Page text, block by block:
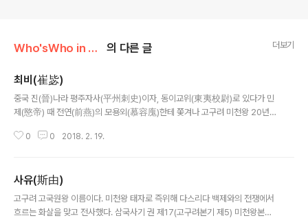
Who'sWho in Ancient Korea 의 다른 글 더보기
최비(崔毖)
중국 진(晉)나라 평주자사(平州刺史)이자, 동이교위(東夷校尉)로 있다가 민
제(愍帝) 때 전연(前燕)의 모용외(慕容廆)한테 쫓겨나 고구려 미천왕 20년(3
년(319) 겨울 12월에 진(晉)나라 평주자사 최비(崔毖)가 도망쳐 왔다. [망명하
공격하자 [모용]외가 문을 닫고 지키며 오직 우문씨에게만 소와 술[牛酒]을 보
내 위로했다. 두 나라는 우문씨와 [모용]외가 음모한다 의심하고 각각 군사를 이
끌고 돌아갔다. 우문씨 대인(大人)인 실독관(悉獨官)이 “두 나라가 비록 돌아
0 0 2018. 2. 19.
사유(斯由)
고구려 고국원왕 이름이다. 미천왕 태자로 즉위해 다스리다 백제와의 전쟁에서
흐르는 화살을 맞고 전사했다. 삼국사기 권 제17(고구려본기 제5) 미천왕본기 :